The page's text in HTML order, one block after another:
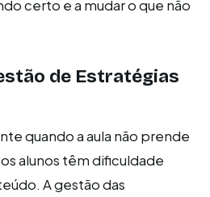
certo e a mudar o que não
de Estratégias
quando a aula não prende
alunos têm dificuldade
A gestão das